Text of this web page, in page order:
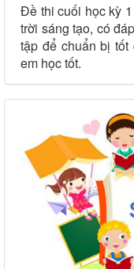
Đề thi cuối học kỳ
trời sáng tạo, có
tập để chuẩn bị
em học tốt.